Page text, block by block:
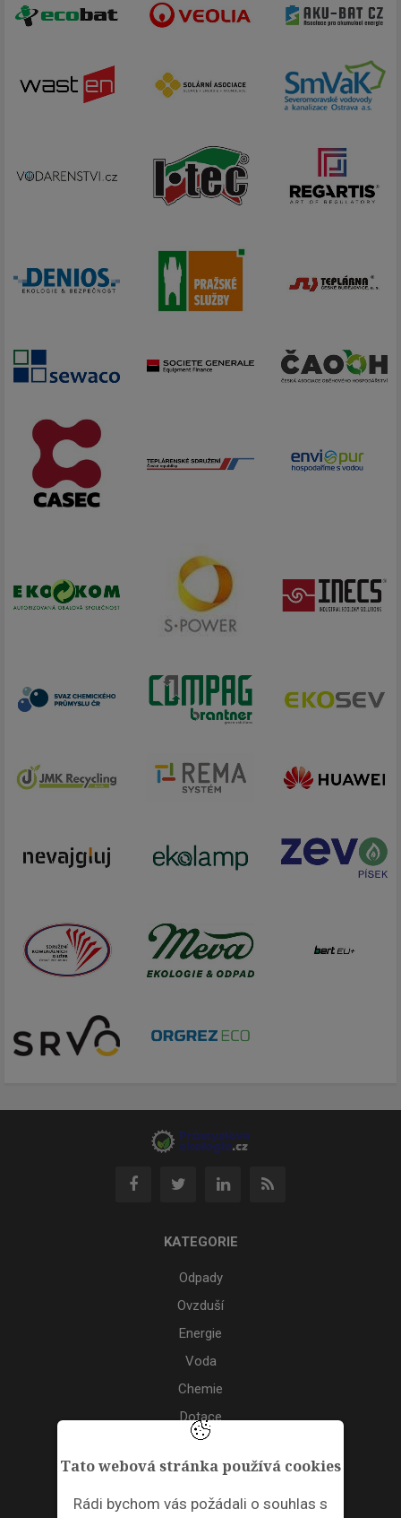
Tato webová stránka používá cookies
Rádi bychom vás požádali o souhlas s
KATEGORIE
Odpady
Ovzduší
Energie
Voda
Chemie
Dotace
Akce